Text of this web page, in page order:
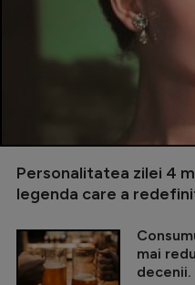
Personalitatea zilei 4
legenda care a
mai